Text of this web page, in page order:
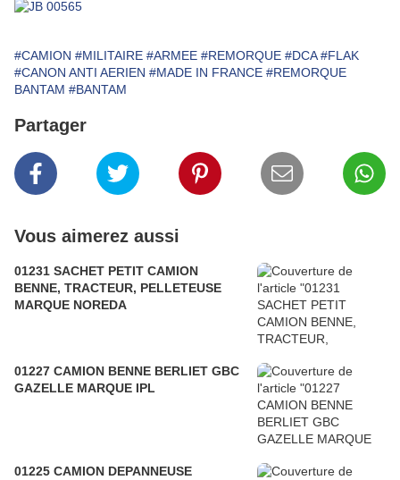
#CAMION #MILITAIRE #ARMEE #REMORQUE #DCA #FLAK
#CANON ANTI AERIEN #MADE IN FRANCE #REMORQUE
BANTAM #BANTAM
Partager
Vous aimerez aussi
01231 SACHET PETIT CAMION
BENNE, TRACTEUR, PELLETEUSE
MARQUE NOREDA
01227 CAMION BENNE BERLIET GBC
GAZELLE MARQUE IPL
01225 CAMION DEPANNEUSE